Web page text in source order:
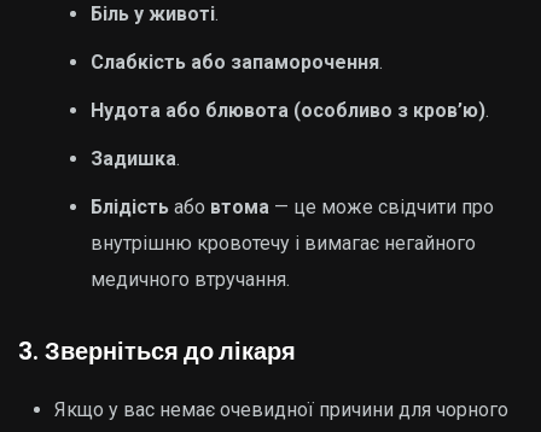
Біль у животі.
Слабкість або запаморочення.
Нудота або блювота (особливо з кров’ю).
Задишка.
Блідість або втома — це може свідчити про
внутрішню кровотечу і вимагає негайного
медичного втручання.
3. Зверніться до лікаря
Якщо у вас немає очевидної причини для чорного